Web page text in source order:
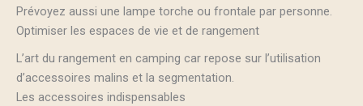
Prévoyez aussi une lampe torche ou frontale par personne.
Optimiser les espaces de vie et de rangement
L’art du rangement en camping car repose sur l’utilisation
d’accessoires malins et la segmentation.
Les accessoires indispensables